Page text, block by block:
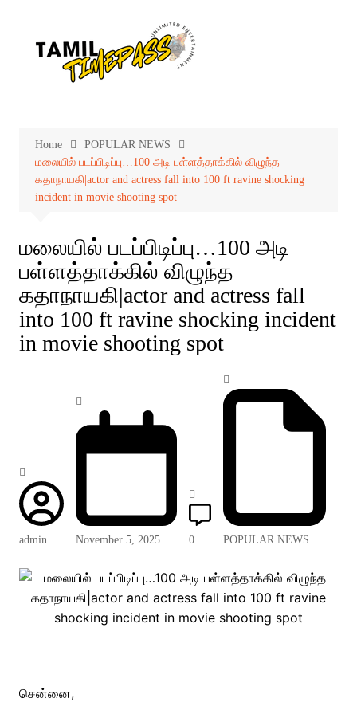
Home
POPULAR NEWS
மலையில் படப்பிடிப்பு…100 அடி பள்ளத்தாக்கில் விழுந்த
கதாநாயகி|actor and actress fall into 100 ft ravine shocking
incident in movie shooting spot
மலையில் படப்பிடிப்பு…100 அடி
பள்ளத்தாக்கில் விழுந்த
கதாநாயகி|actor and actress fall
into 100 ft ravine shocking incident
in movie shooting spot
admin November 5, 2025 0 POPULAR NEWS
சென்னை,